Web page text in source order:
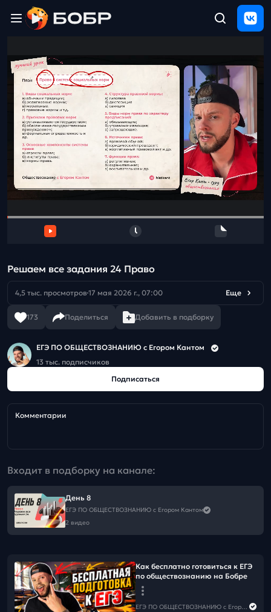
ЩЕЛЧОК
2026
Полезные
материалы
Проверка
сочинений
поддержка
и
Решаем все задания 24 Право
4,5 тыс. просмотров 17 мая 2026 г., 07:00 Еще
173 Поделиться Добавить в подборку
ЕГЭ ПО ОБЩЕСТВОЗНАНИЮ c Егором Кантом
13 тыс. подписчиков
Подписаться
Комментарии
Входит в подборку на канале:
День 8
ЕГЭ ПО ОБЩЕСТВОЗНАНИЮ c Егором Кантом
2 видео
Как бесплатно готовиться к ЕГЭ
по обществознанию на Бобре
ЕГЭ ПО ОБЩЕСТВОЗНАНИЮ c Егором Кантом